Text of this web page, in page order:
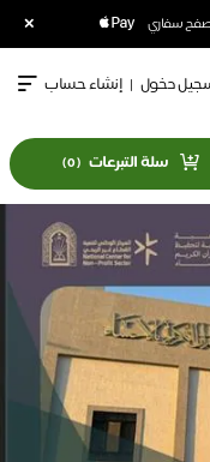
سفاري ×
دخول | إنشاء حساب
سلة التبرعات (
0
)